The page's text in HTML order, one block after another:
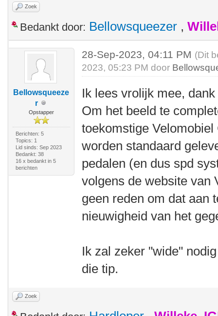
Zoek
Bedankt door: Bellowsqueezer ,
Bellowsqueeze
r
Opstapper
Berichten: 5
Topics: 1
Lid sinds: Sep 2023
Bedankt: 38
16 x bedankt in 5
berichten
28-Sep-2023, 04:11 PM (Dit
2023, 05:23 PM door
Ik lees vrolijk mee,
Om het beeld te
toekomstige
worden standaard
pedalen (en dus spd
volgens de website van
geen reden om dat aan
nieuwigheid van het
Ik zal zeker "wide"
die tip.
Zoek